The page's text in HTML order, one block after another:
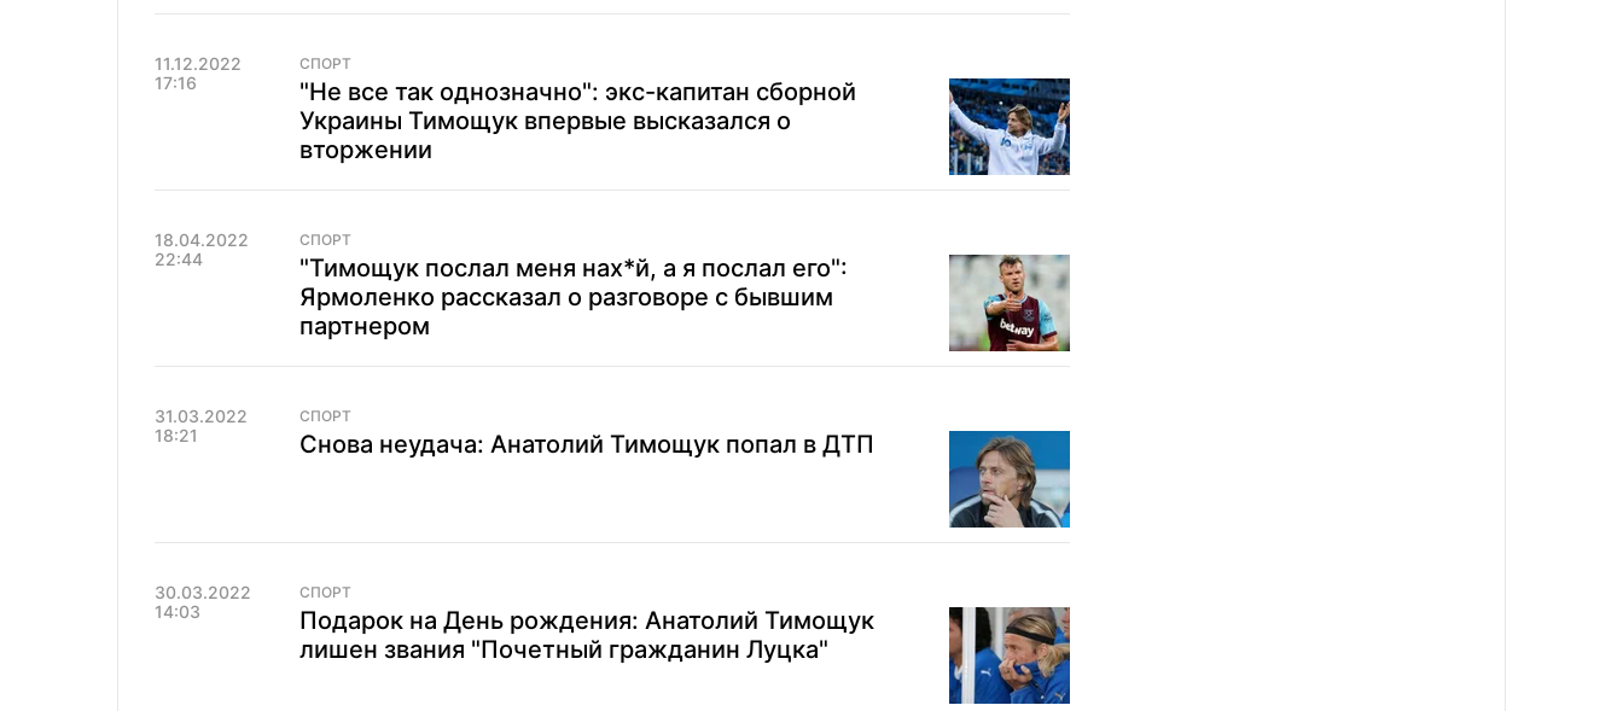
11.12.2022
17:16
СПОРТ
"Не все так однозначно": экс-капитан сборной
Украины Тимощук впервые высказался о
вторжении
18.04.2022
22:44
СПОРТ
"Тимощук послал меня нах*й, а я послал его":
Ярмоленко рассказал о разговоре с бывшим
партнером
31.03.2022
18:21
СПОРТ
Снова неудача: Анатолий Тимощук попал в ДТП
30.03.2022
14:03
СПОРТ
Подарок на День рождения: Анатолий Тимощук
лишен звания "Почетный гражданин Луцка"